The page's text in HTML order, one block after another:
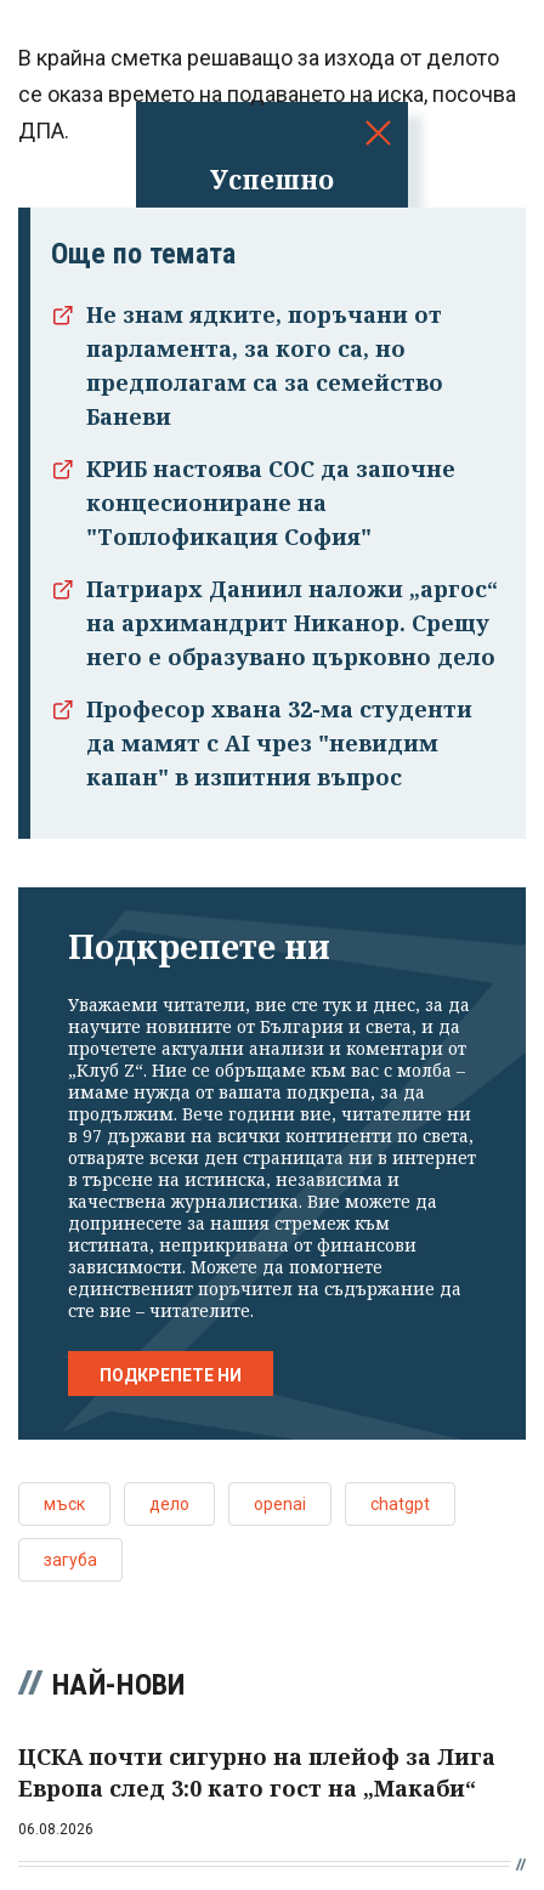
Успешно
излязохте от
профила си!
В крайна сметка решаващо за изхода от делото
се оказа времето на подаването на иска, посочва
ДПА.
Още по темата
Не знам ядките, поръчани от
парламента, за кого са, но
предполагам са за семейство
Баневи
КРИБ настоява СОС да започне
концесиониране на
"Топлофикация София"
Патриарх Даниил наложи „аргос“
на архимандрит Никанор. Срещу
него е образувано църковно дело
Професор хвана 32-ма студенти
да мамят с AI чрез "невидим
капан" в изпитния въпрос
Подкрепете ни
Уважаеми читатели, вие сте тук и днес, за да
научите новините от България и света, и да
прочетете актуални анализи и коментари от
„Клуб Z“. Ние се обръщаме към вас с молба –
имаме нужда от вашата подкрепа, за да
продължим. Вече години вие, читателите ни
в 97 държави на всички континенти по света,
отваряте всеки ден страницата ни в интернет
в търсене на истинска, независима и
качествена журналистика. Вие можете да
допринесете за нашия стремеж към
истината, неприкривана от финансови
зависимости. Можете да помогнете
единственият поръчител на съдържание да
сте вие – читателите.
ПОДКРЕПЕТЕ НИ
мъск дело openai chatgpt
загуба
НАЙ-НОВИ
ЦСКА почти сигурно на плейоф за Лига
Европа след 3:0 като гост на „Макаби“
06.08.2026